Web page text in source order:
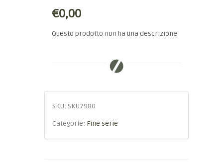
€0,00
Questo prodotto non ha una descrizione
SKU: SKU7980
Categorie: Fine serie